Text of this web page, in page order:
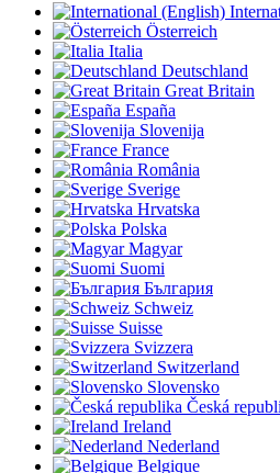
Österreich
Italia
Deutschland
Great Britain
España
Slovenija
France
România
Sverige
Hrvatska
Polska
Magyar
Suomi
България
Schweiz
Suisse
Svizzera
Switzerland
Slovensko
Česká
Ireland
Nederland
Belgique